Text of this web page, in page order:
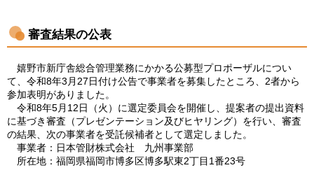
審査結果の公表
嬉野市新庁舎総合管理業務にかかる公募型プロポーザルについ
て、令和8年3月27日付け公告で事業者を募集したところ、2者から
参加表明がありました。
令和8年5月12日（火）に選定委員会を開催し、提案者の提出資料
に基づき審査（プレゼンテーション及びヒヤリング）を行い、審査
の結果、次の事業者を受託候補者として選定しました。
事業者：日本管財株式会社 九州事業部
所在地：福岡県福岡市博多区博多駅東2丁目1番23号